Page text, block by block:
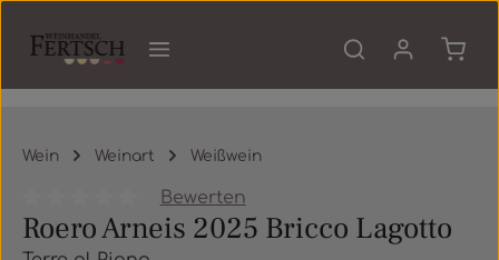
Wein Weinart Weißwein
Durchschnittliche Bewertung von 0 von 5 Sternen
Bewerten
Roero Arneis 2025 Bricco Lagotto